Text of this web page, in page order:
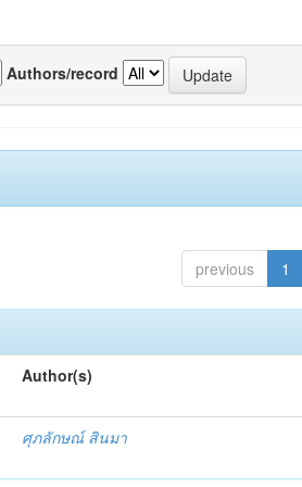
Authors/record
previous 1
Author(s)
ศุภลักษณ์ สินมา